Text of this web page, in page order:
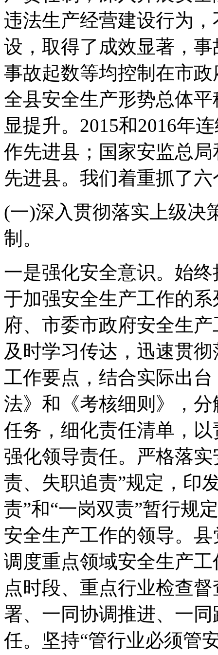
违法生产经营建设行为
设，取得了成效显著，
事故起数等均控制在市
全县安全生产形势总体
显提升。2015和2016年
作先进县；国家安监总
先进县。我们着重抓了
(一)深入贯彻落实上级决
制。
一是强化安全意识。始
于加强安全生产工作的
府、市委市政府安全生
及时学习传达，迅速贯
工作要点，结合实际出
法》和《考核细则》，
任务，细化责任清单，
强化领导责任。严格落
责、失职追责”规定，印
责”和“一岗双责”暂行规
安全生产工作的领导。
调度重点领域安全生产
点时段、重点行业检查
署、一同协调推进、一
任。坚持“管行业必须管